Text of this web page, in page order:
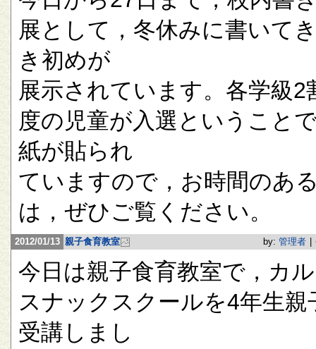
展として，冬休みに書いて
き初めが
展示されています。各学級2
度の児童が入選ということ
紙が貼られ
ていますので，お時間のあ
は，ぜひご覧ください。
2012/01/13 親子食育教室 by: 管理者
今日は親子食育教室で，カ
スナックスクールを4年生親
受講しまし